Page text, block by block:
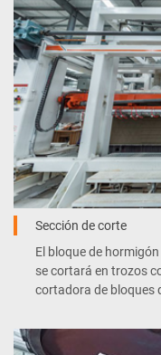
Sección de corte
El bloque de
se cortará en trozos
cortadora de bloques